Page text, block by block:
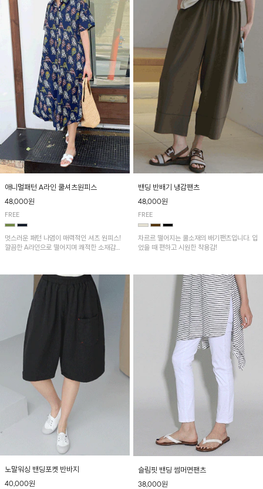
애니멀패턴 A라인 쿨셔츠원피스
48,000원
FREE
멋스러운 패턴 나염이 매력적인 셔츠 원피스!
깔끔한 A라인으로 떨어지며 쾌적한 소재감으
밴딩 반배기 냉감팬츠
48,000원
FREE
차르르 떨어지는 쿨소재의 배기팬츠입니다. 입
었을 때 편하고 시원한 착용감!
노말워싱 밴딩포켓 반바지
40,000원
슬림핏 밴딩 썸머면팬츠
38,000원